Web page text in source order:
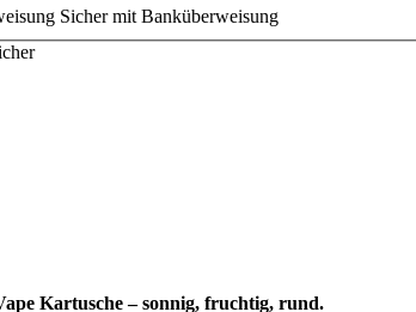
Sicher mit Banküberweisung
Kartusche – sonnig, fruchtig, rund.